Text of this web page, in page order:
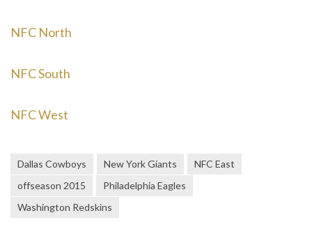
NFC North
NFC South
NFC West
Dallas Cowboys New York Giants
NFC East
offseason 2015
Philadelphia Eagles
Washington Redskins